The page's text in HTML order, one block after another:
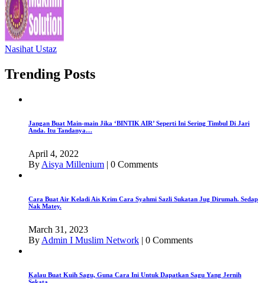
Nasihat Ustaz
Trending Posts
Jangan Buat Main-main Jika ‘BINTIK AIR’ Seperti Ini Sering Timbul Di Jari
Anda. Itu Tandanya…
April 4, 2022
By Aisya Millenium | 0 Comments
Cara Buat Air Keladi Ais Krim Cara Syahmi Sazli Sukatan Jug Dirumah. Sedap
Nak Matey.
March 31, 2023
By Admin I Muslim Network | 0 Comments
Kalau Buat Kuih Sagu, Guna Cara Ini Untuk Dapatkan Sagu Yang Jernih
Sekata.